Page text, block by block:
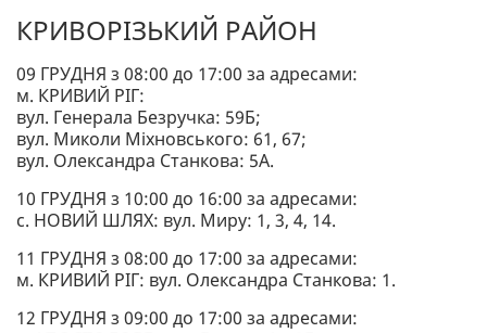
КРИВОРІЗЬКИЙ РАЙОН
09 ГРУДНЯ з 08:00 до 17:00 за адресами:
м. КРИВИЙ РІГ:
вул. Генерала Безручка: 59Б;
вул. Миколи Міхновського: 61, 67;
вул. Олександра Станкова: 5А.
10 ГРУДНЯ з 10:00 до 16:00 за адресами:
с. НОВИЙ ШЛЯХ: вул. Миру: 1, 3, 4, 14.
11 ГРУДНЯ з 08:00 до 17:00 за адресами:
м. КРИВИЙ РІГ: вул. Олександра Станкова: 1.
12 ГРУДНЯ з 09:00 до 17:00 за адресами: